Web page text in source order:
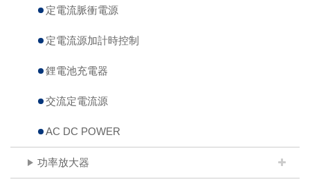
定電流脈衝電源
定電流源加計時控制
鋰電池充電器
交流定電流源
AC DC POWER
功率放大器